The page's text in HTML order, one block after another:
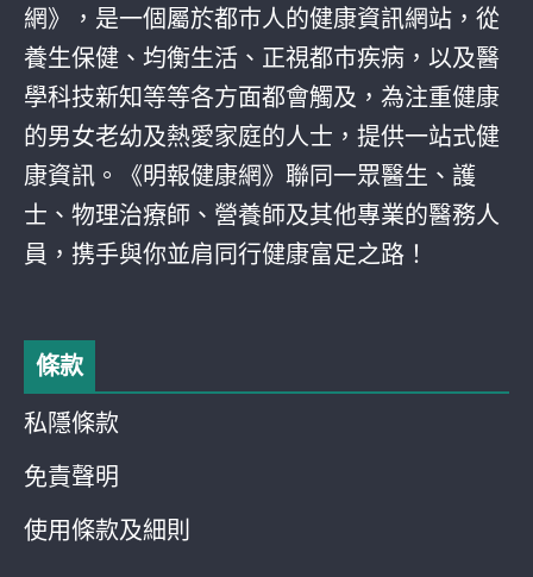
網》，是一個屬於都巿人的健康資訊網站，從
養生保健、均衡生活、正視都巿疾病，以及醫
學科技新知等等各方面都會觸及，為注重健康
的男女老幼及熱愛家庭的人士，提供一站式健
康資訊。《明報健康網》聯同一眾醫生、護
士、物理治療師、營養師及其他專業的醫務人
員，携手與你並肩同行健康富足之路！
條款
私隱條款
免責聲明
使用條款及細則